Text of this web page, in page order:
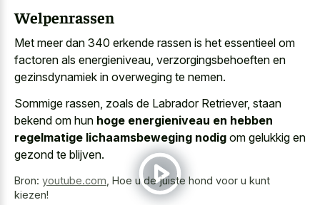
Welpenrassen
Met meer dan 340 erkende rassen is het essentieel om
factoren als energieniveau, verzorgingsbehoeften en
gezinsdynamiek in overweging te nemen.
Sommige rassen, zoals de Labrador Retriever, staan
bekend om hun hoge energieniveau en hebben
regelmatige lichaamsbeweging nodig om gelukkig en
gezond te blijven.
Bron: youtube.com Hoe u de juiste hond voor u kunt
kiezen!